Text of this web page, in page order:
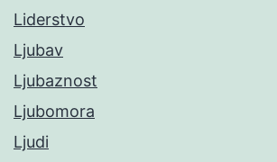
Liderstvo
Ljubav
Ljubaznost
Ljubomora
Ljudi